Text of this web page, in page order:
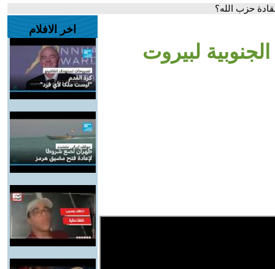
حزب الله؟
لبيروت
اخر الافلام